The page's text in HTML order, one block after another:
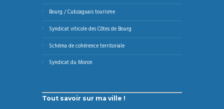
Bourg / Cubzaguais tourisme
Syndicat viticole des Côtes de Bourg
Schéma de cohérence territoriale
Syndicat du Moron
Tout savoir sur ma ville !